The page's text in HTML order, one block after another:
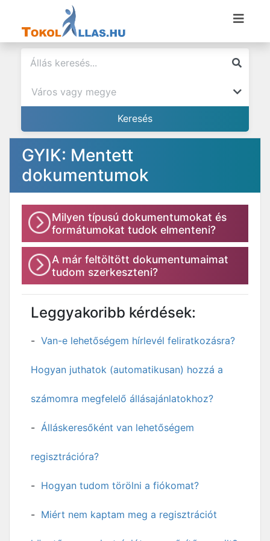
GYIK: Mentett
dokumentumok
Milyen típusú dokumentumokat és
formátumokat tudok elmenteni?
A már feltöltött dokumentumaimat
tudom szerkeszteni?
Leggyakoribb kérdések:
Van-e lehetőségem hírlevél feliratkozásra?
Hogyan juthatok (automatikusan) hozzá a
számomra megfelelő állásajánlatokhoz?
Álláskeresőként van lehetőségem
regisztrációra?
Hogyan tudom törölni a fiókomat?
Miért nem kaptam meg a regisztrációt